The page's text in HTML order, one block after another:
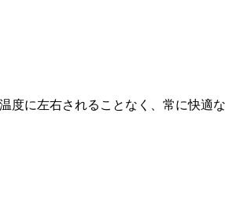
に左右されることなく、常に快適